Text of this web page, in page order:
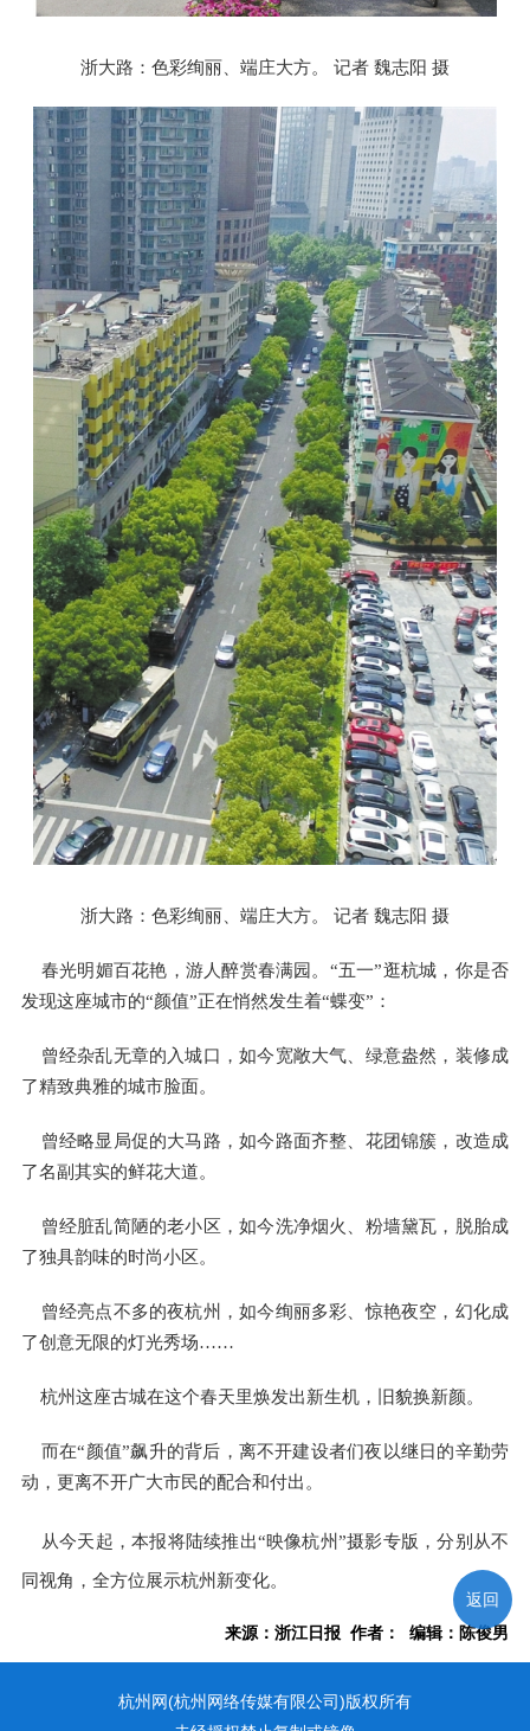
浙大路：色彩绚丽、端庄大方。 记者 魏志阳 摄
浙大路：色彩绚丽、端庄大方。 记者 魏志阳 摄
春光明媚百花艳，游人醉赏春满园。“五一”逛杭城，你是否
发现这座城市的“颜值”正在悄然发生着“蝶变”：
曾经杂乱无章的入城口，如今宽敞大气、绿意盎然，装修成
了精致典雅的城市脸面。
曾经略显局促的大马路，如今路面齐整、花团锦簇，改造成
了名副其实的鲜花大道。
曾经脏乱简陋的老小区，如今洗净烟火、粉墙黛瓦，脱胎成
了独具韵味的时尚小区。
曾经亮点不多的夜杭州，如今绚丽多彩、惊艳夜空，幻化成
了创意无限的灯光秀场……
杭州这座古城在这个春天里焕发出新生机，旧貌换新颜。
而在“颜值”飙升的背后，离不开建设者们夜以继日的辛勤劳
动，更离不开广大市民的配合和付出。
从今天起，本报将陆续推出“映像杭州”摄影专版，分别从不
同视角，全方位展示杭州新变化。
来源：浙江日报 作者： 编辑：陈俊男
杭州网(杭州网络传媒有限公司)版权所有
返回